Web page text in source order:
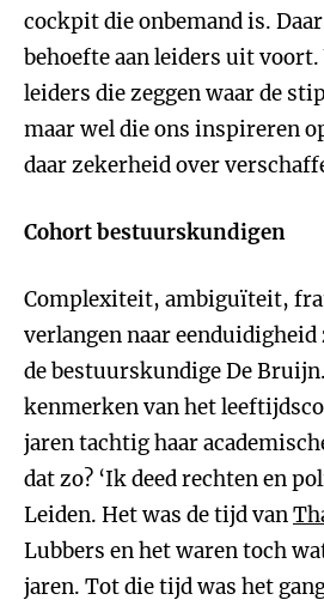
cockpit die onbemand is.
behoefte aan leiders uit voort.
leiders die zeggen waar de
maar wel die ons inspireren
daar zekerheid over
Cohort bestuurskundigen
Complexiteit, ambiguïteit,
verlangen naar eenduidigheid
de bestuurskundige De
kenmerken van het
jaren tachtig haar
dat zo? ‘Ik deed rechten en
Leiden. Het was de tijd van
Lubbers en het waren toch
jaren. Tot die tijd was het